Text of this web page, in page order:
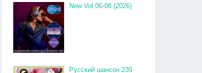
New Vol.06-08 (2026)
Русский шансон 239